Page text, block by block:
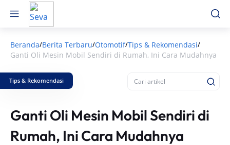
Beranda/Berita Terbaru/Otomotif/Tips & Rekomendasi/
Ganti Oli Mesin Mobil Sendiri di Rumah, Ini Cara Mudahnya
Tips & Rekomendasi
Ganti Oli Mesin Mobil Sendiri di
Rumah, Ini Cara Mudahnya